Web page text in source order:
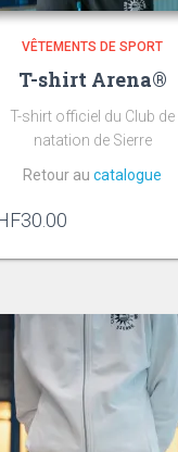
VÊTEMENTS DE SPORT
T-shirt Arena®
T-shirt officiel du Club de
natation de Sierre
Retour au catalogue
30.00